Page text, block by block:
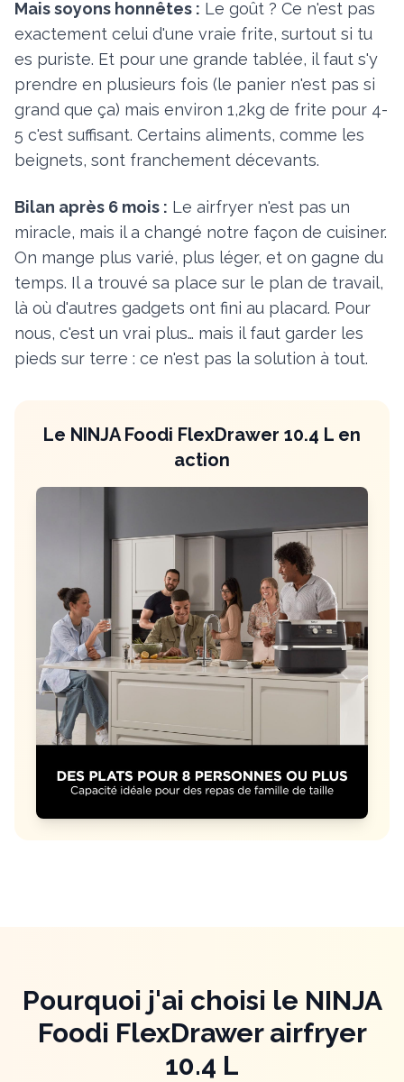
Mais soyons honnêtes : Le goût ? Ce n'est pas
exactement celui d'une vraie frite, surtout si tu
es puriste. Et pour une grande tablée, il faut s'y
prendre en plusieurs fois (le panier n'est pas si
grand que ça) mais environ 1,2kg de frite pour 4-
5 c'est suffisant. Certains aliments, comme les
beignets, sont franchement décevants.
Bilan après 6 mois : Le airfryer n'est pas un
miracle, mais il a changé notre façon de cuisiner.
On mange plus varié, plus léger, et on gagne du
temps. Il a trouvé sa place sur le plan de travail,
là où d'autres gadgets ont fini au placard. Pour
nous, c'est un vrai plus… mais il faut garder les
pieds sur terre : ce n'est pas la solution à tout.
Le NINJA Foodi FlexDrawer 10.4 L en
action
Pourquoi j'ai choisi le NINJA
Foodi FlexDrawer airfryer
10.4 L